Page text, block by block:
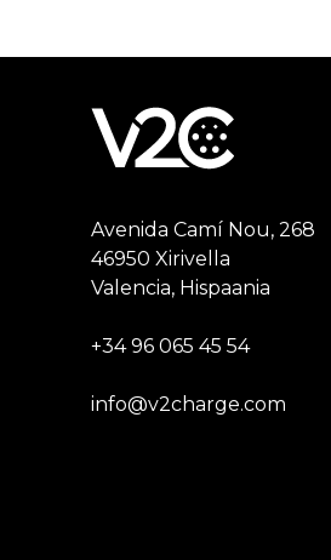
Avenida Camí Nou, 268
46950 Xirivella
Valencia, Hispaania
+34 96 065 45 54
info@v2charge.com